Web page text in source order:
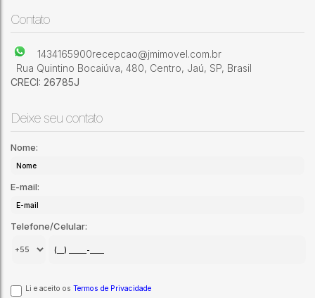
Jardim Olaria (Potunduva)
Contato
1434165900recepcao@jmimovel.com.br
Rua Quintino Bocaiúva, 480, Centro, Jaú, SP, Brasil
CRECI: 26785J
Deixe seu contato
Nome:
E-mail:
Telefone/Celular:
Li e aceito os Termos de Privacidade